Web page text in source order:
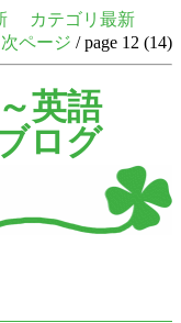
カテゴリ最新
次ページ / page 12 (14)
英語
ログ